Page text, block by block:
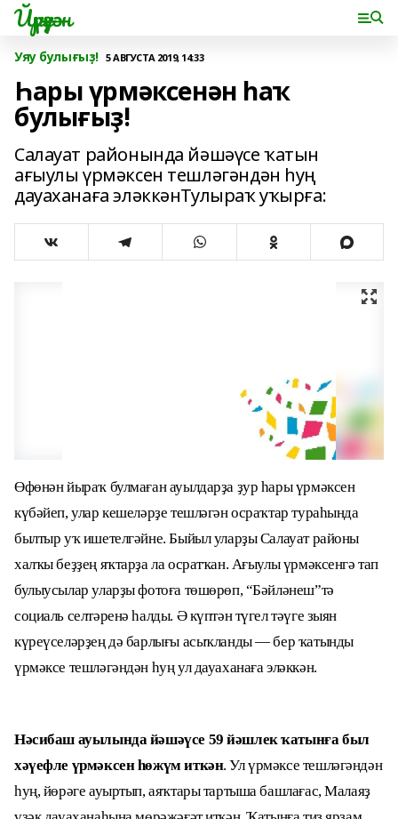
Йүрүҙән
Уяу булығыҙ! 5 АВГУСТА 2019, 14:33
Һары үрмәксенән һаҡ
булығыҙ!
Салауат районында йәшәүсе ҡатын
ағыулы үрмәксен тешләгәндән һуң
дауаханаға эләккәнТулыраҡ уҡырға:
Өфөнән йыраҡ булмаған ауылдарҙа ҙур һары үрмәксен
күбәйеп, улар кешеләрҙе тешләгән осраҡтар тураһында
былтыр уҡ ишетелгәйне. Быйыл уларҙы Салауат районы
халҡы беҙҙең яҡтарҙа ла осратҡан. Ағыулы үрмәксенгә тап
булыусылар уларҙы фотоға төшөрөп, “Бәйләнеш”тә
социаль селтәренә һалды. Ә күптән түгел тәүге зыян
күреүселәрҙең дә барлығы асыҡланды — бер ҡатынды
үрмәксе тешләгәндән һуң ул дауаханаға эләккән.
Нәсибаш ауылында йәшәүсе 59 йәшлек ҡатынға был
хәүефле үрмәксен һөжүм иткән. Ул үрмәксе тешләгәндән
һуң, йөрәге ауыртып, аяҡтары тартыша башлағас, Малаяҙ